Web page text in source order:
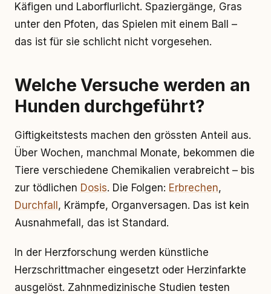
Käfigen und Laborflurlicht. Spaziergänge, Gras
unter den Pfoten, das Spielen mit einem Ball –
das ist für sie schlicht nicht vorgesehen.
Welche Versuche werden an
Hunden durchgeführt?
Giftigkeitstests machen den grössten Anteil aus.
Über Wochen, manchmal Monate, bekommen die
Tiere verschiedene Chemikalien verabreicht – bis
zur tödlichen Dosis. Die Folgen: Erbrechen,
Durchfall , Krämpfe, Organversagen. Das ist kein
Ausnahmefall, das ist Standard.
In der Herzforschung werden künstliche
Herzschrittmacher eingesetzt oder Herzinfarkte
ausgelöst. Zahnmedizinische Studien testen